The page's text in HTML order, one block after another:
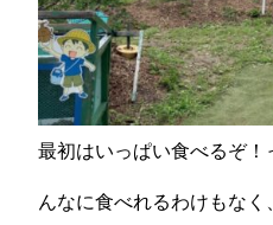
最初はいっぱい食べるぞ
んなに食べれるわけもなく